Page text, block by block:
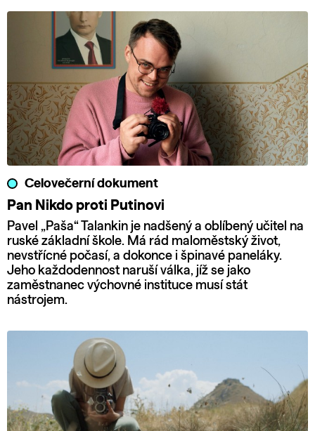
Celovečerní dokument
Pan Nikdo proti Putinovi
Pavel „Paša“ Talankin je nadšený a oblíbený učitel na
ruské základní škole. Má rád maloměstský život,
nevstřícné počasí, a dokonce i špinavé paneláky.
Jeho každodennost naruší válka, jíž se jako
zaměstnanec výchovné instituce musí stát
nástrojem.